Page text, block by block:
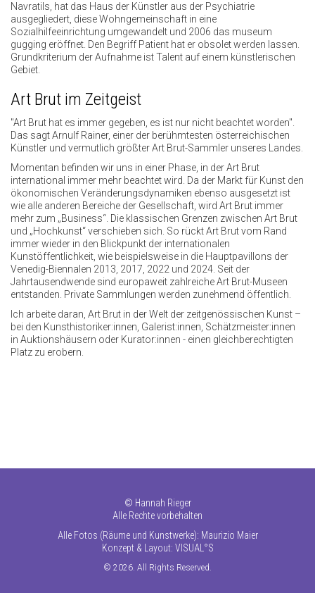
Navratils, hat das Haus der Künstler aus der Psychiatrie
ausgegliedert, diese Wohngemeinschaft in eine
Sozialhilfeeinrichtung umgewandelt und 2006 das museum
gugging eröffnet. Den Begriff Patient hat er obsolet werden lassen.
Grundkriterium der Aufnahme ist Talent auf einem künstlerischen
Gebiet.
Art Brut im Zeitgeist
"Art Brut hat es immer gegeben, es ist nur nicht beachtet worden".
Das sagt Arnulf Rainer, einer der berühmtesten österreichischen
Künstler und vermutlich größter Art Brut-Sammler unseres Landes.
Momentan befinden wir uns in einer Phase, in der Art Brut
international immer mehr beachtet wird. Da der Markt für Kunst den
ökonomischen Veränderungsdynamiken ebenso ausgesetzt ist
wie alle anderen Bereiche der Gesellschaft, wird Art Brut immer
mehr zum „Business“. Die klassischen Grenzen zwischen Art Brut
und „Hochkunst“ verschieben sich. So rückt Art Brut vom Rand
immer wieder in den Blickpunkt der internationalen
Kunstöffentlichkeit, wie beispielsweise in die Hauptpavillons der
Venedig-Biennalen 2013, 2017, 2022 und 2024. Seit der
Jahrtausendwende sind europaweit zahlreiche Art Brut-Museen
entstanden. Private Sammlungen werden zunehmend öffentlich.
Ich arbeite daran, Art Brut in der Welt der zeitgenössischen Kunst –
bei den Kunsthistoriker:innen, Galerist:innen, Schätzmeister:innen
in Auktionshäusern oder Kurator:innen - einen gleichberechtigten
Platz zu erobern.
© Hannah Rieger
Alle Rechte vorbehalten
Alle Fotos (Räume und Kunstwerke): Maurizio Maier
Konzept & Layout: VISUAL°S
© 2026. All Rights Reserved.